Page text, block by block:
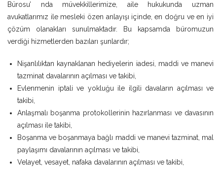
Bürosu’ nda müvekkillerimize, aile hukukunda uzman
avukatlarımız ile mesleki özen anlayışı içinde, en doğru ve en iyi
çözüm olanakları sunulmaktadır. Bu kapsamda büromuzun
verdiği hizmetlerden bazıları şunlardır;
Nişanlılıktan kaynaklanan hediyelerin iadesi, maddi ve manevi
tazminat davalarının açılması ve takibi,
Evlenmenin iptali ve yokluğu ile ilgili davaların açılması ve
takibi,
Anlaşmalı boşanma protokollerinin hazırlanması ve davasının
açılması ile takibi,
Boşanma ve boşanmaya bağlı maddi ve manevi tazminat, mal
paylaşımı davalarının açılması ve takibi,
Velayet, vesayet, nafaka davalarının açılması ve takibi,